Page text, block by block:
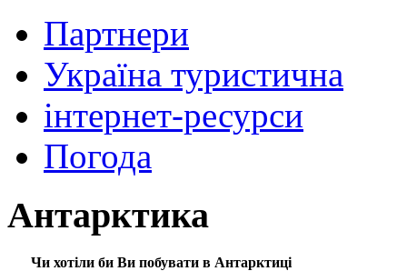
Партнери
Україна туристична
інтернет-ресурси
Погода
Антарктика
Чи хотіли би Ви побувати в Антарктиці